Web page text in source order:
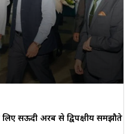
सऊदी अरब से द्विपक्षीय समझौते